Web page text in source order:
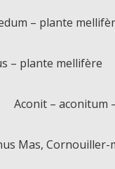
– plante
– plante mellifère
Aconit – aconitum
Mas, Cornouiller-